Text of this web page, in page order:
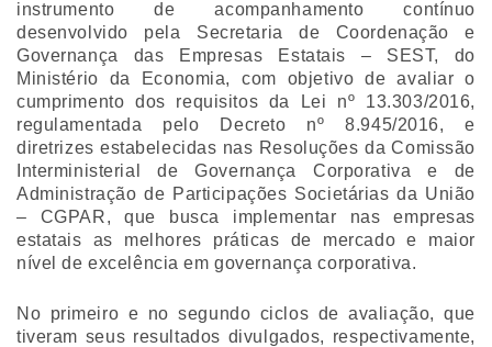
instrumento de acompanhamento contínuo
desenvolvido pela Secretaria de Coordenação e
Governança das Empresas Estatais – SEST, do
Ministério da Economia, com objetivo de avaliar o
cumprimento dos requisitos da Lei nº 13.303/2016,
regulamentada pelo Decreto nº 8.945/2016, e
diretrizes estabelecidas nas Resoluções da Comissão
Interministerial de Governança Corporativa e de
Administração de Participações Societárias da União
– CGPAR, que busca implementar nas empresas
estatais as melhores práticas de mercado e maior
nível de excelência em governança corporativa.
No primeiro e no segundo ciclos de avaliação, que
tiveram seus resultados divulgados, respectivamente,